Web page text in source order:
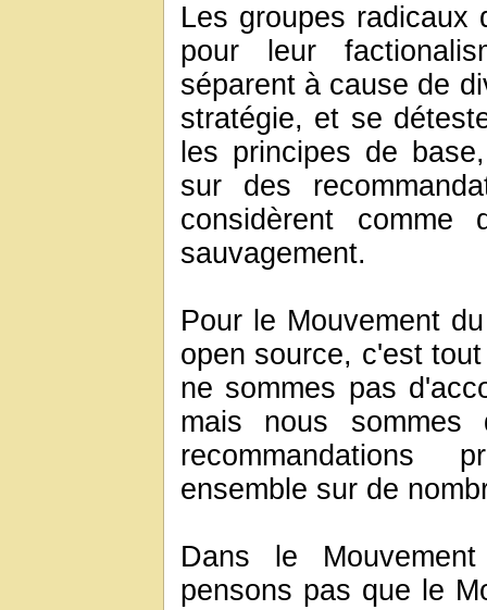
Les groupes radicaux
pour leur
séparent à cause de
stratégie, et se
les principes de
sur des
considèrent
sauvagement.
Pour le Mouvement
open source, c'est
ne sommes pas
mais nous
recommandations
ensemble sur de
Dans le
pensons pas que le